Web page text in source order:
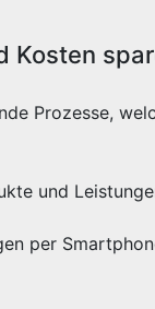
Kosten
Prozesse,
und
per